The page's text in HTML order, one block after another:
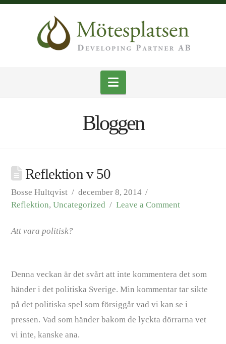
Navigation
Bloggen
Reflektion v 50
Bosse Hultqvist
december 8, 2014
Reflektion,Uncategorized Leave a Comment
Att vara politisk?
Denna veckan är det svårt att inte kommentera det som
händer i det politiska Sverige. Min kommentar tar sikte
på det politiska spel som försiggår vad vi kan se i
pressen. Vad som händer bakom de lyckta dörrarna vet
vi inte, kanske ana.